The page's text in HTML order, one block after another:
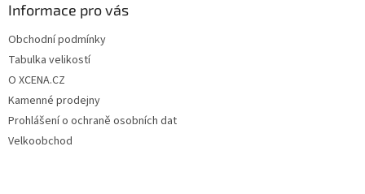
Informace pro vás
Obchodní podmínky
Tabulka velikostí
O XCENA.CZ
Kamenné prodejny
Prohlášení o ochraně osobních dat
Velkoobchod